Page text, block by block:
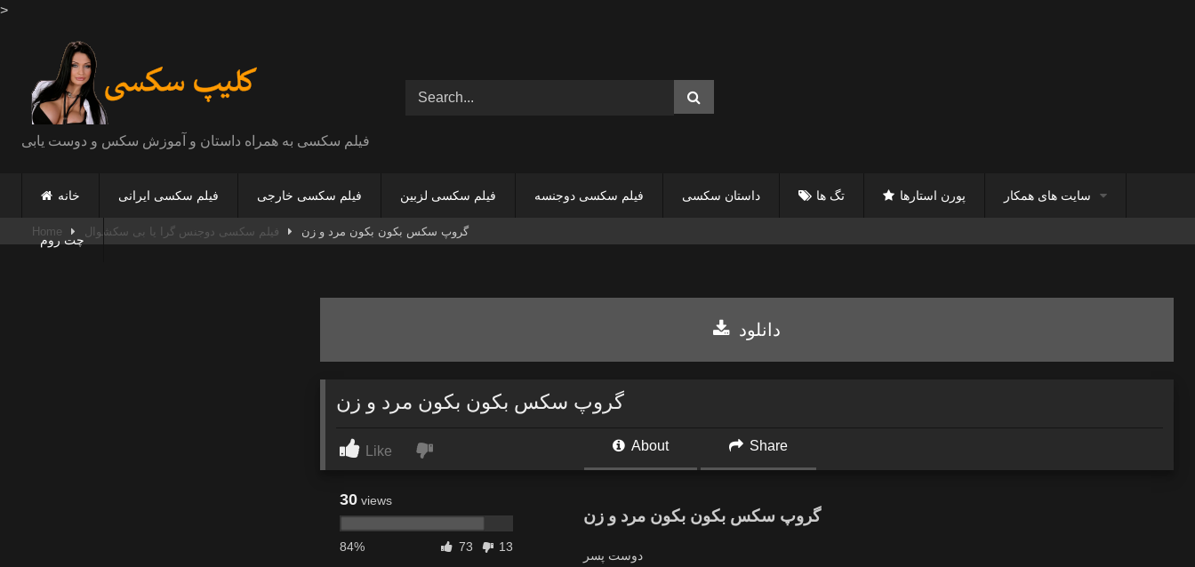
>
فیلم سکسی به همراه داستان و آموزش سکس و دوست یابی
خانه فیلم سکسی ایرانی فیلم سکسی خارجی فیلم سکسی لزبین فیلم سکسی دوجنسه داستان سکسی تگ ها پورن استارها سایت های همکار
چت روم
Home فیلم سکسی دوجنس گرا یا بی سکشوال گروپ سکس بکون بکون مرد و زن
دانلود
گروپ سکس بکون بکون مرد و زن
Like About Share
30 views
84% 73 13
گروپ سکس بکون بکون مرد و زن
دوست پسر